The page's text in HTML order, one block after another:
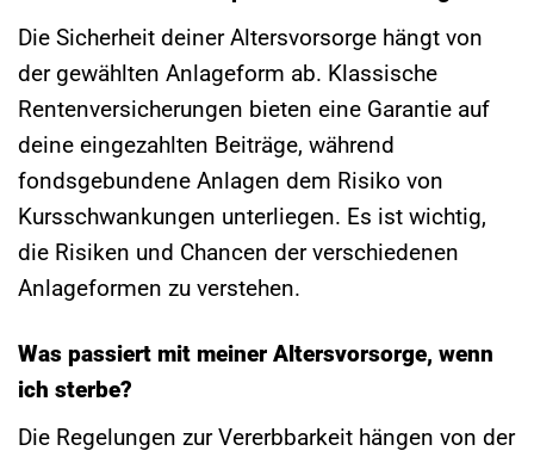
Die Sicherheit deiner Altersvorsorge hängt von
der gewählten Anlageform ab. Klassische
Rentenversicherungen bieten eine Garantie auf
deine eingezahlten Beiträge, während
fondsgebundene Anlagen dem Risiko von
Kursschwankungen unterliegen. Es ist wichtig,
die Risiken und Chancen der verschiedenen
Anlageformen zu verstehen.
Was passiert mit meiner Altersvorsorge, wenn
ich sterbe?
Die Regelungen zur Vererbbarkeit hängen von der